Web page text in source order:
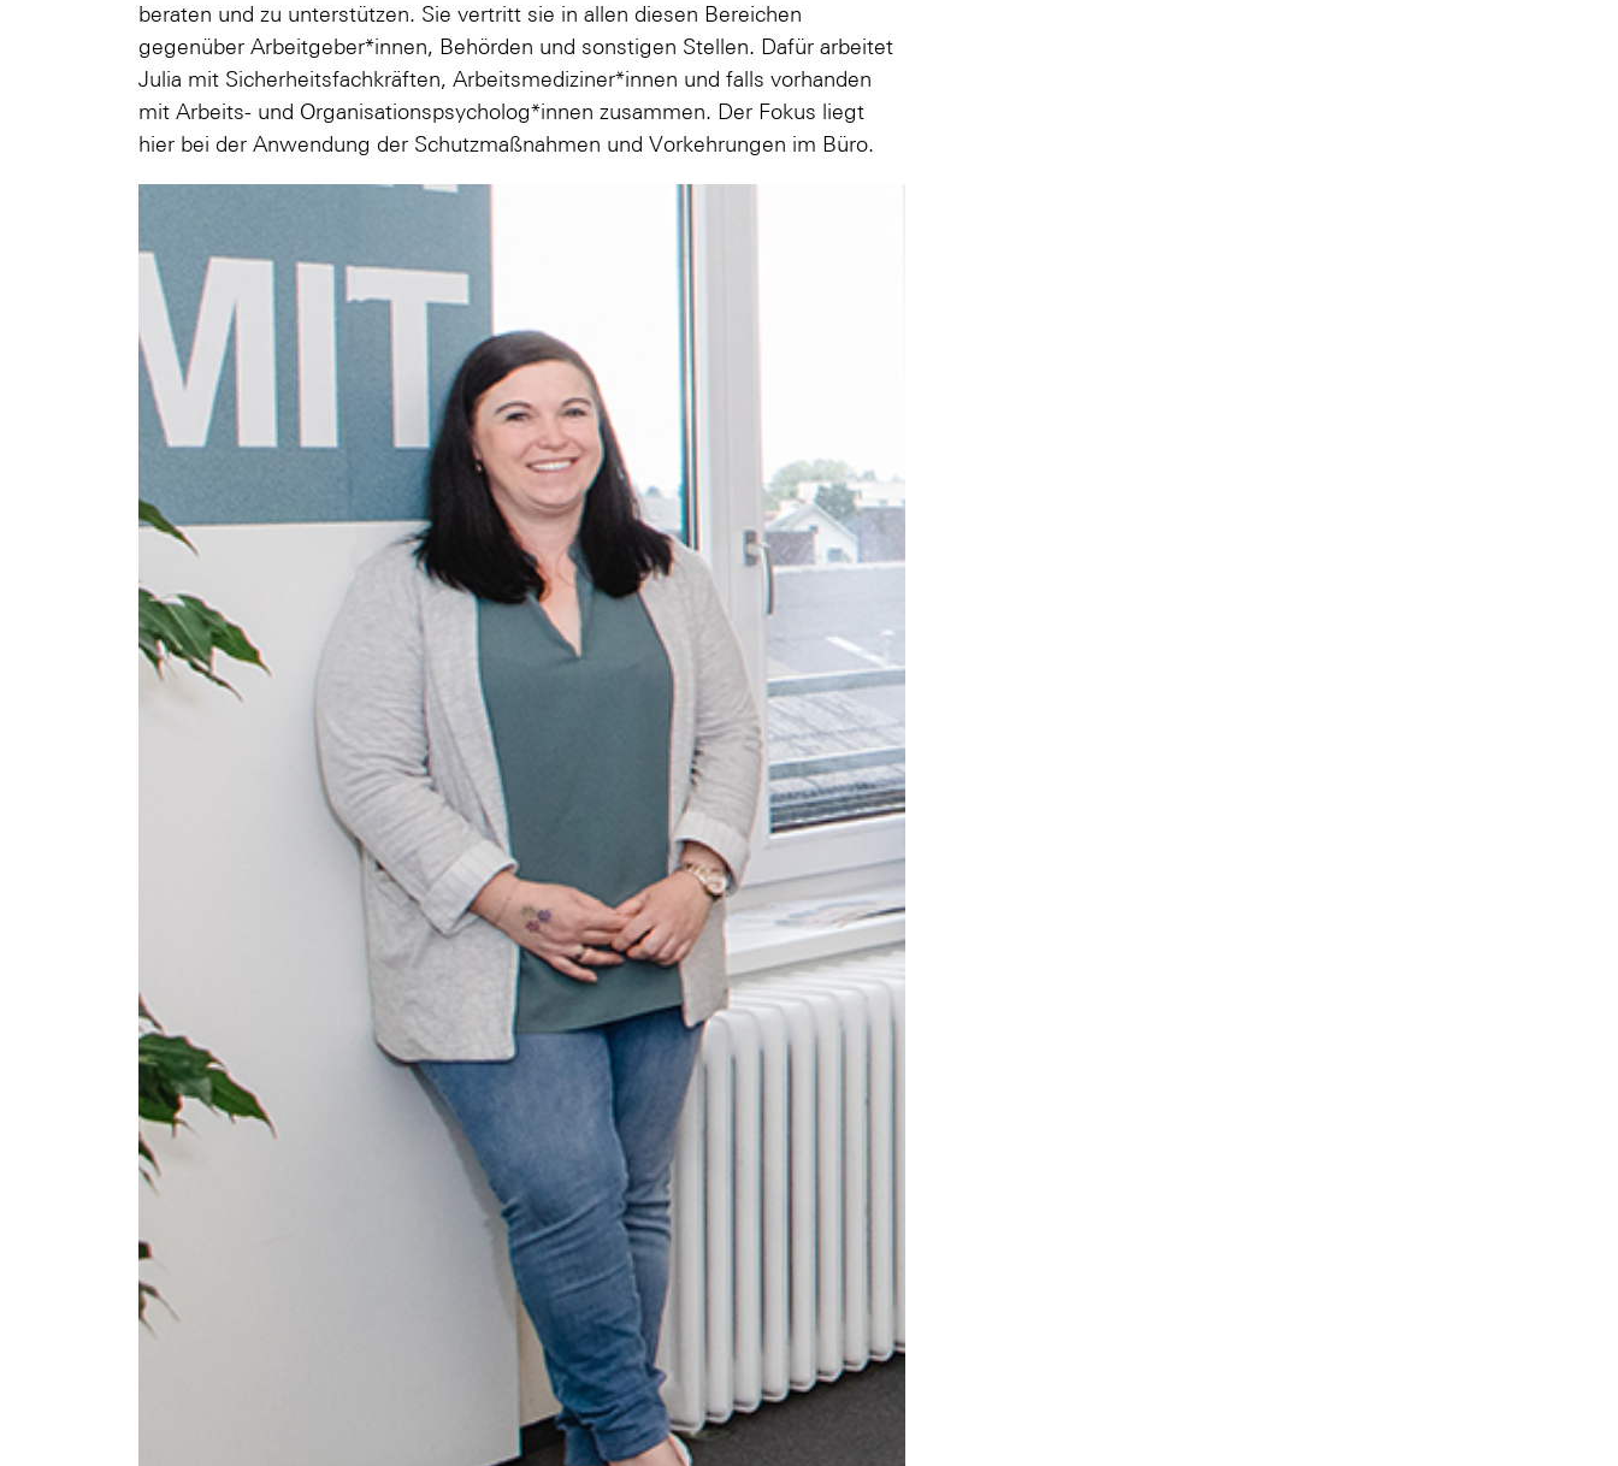
beraten und zu unterstützen. Sie vertritt sie in allen diesen Bereichen
gegenüber Arbeitgeber*innen, Behörden und sonstigen Stellen. Dafür arbeitet
Julia mit Sicherheitsfachkräften, Arbeitsmediziner*innen und falls vorhanden
mit Arbeits- und Organisationspsycholog*innen zusammen. Der Fokus liegt
hier bei der Anwendung der Schutzmaßnahmen und Vorkehrungen im Büro.